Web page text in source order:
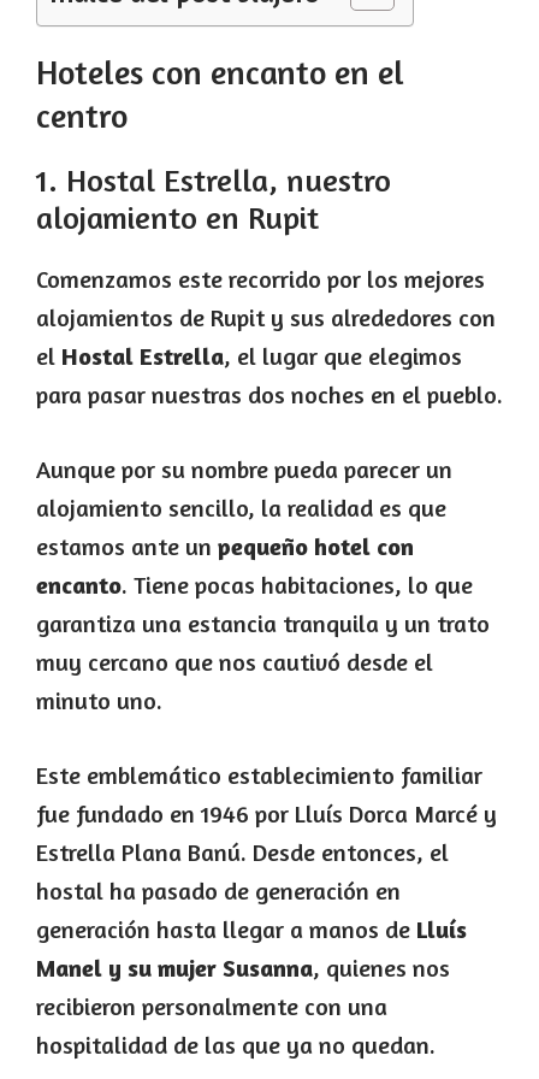
Hoteles con encanto en el
centro
1. Hostal Estrella, nuestro
alojamiento en Rupit
Comenzamos este recorrido por los mejores
alojamientos de Rupit y sus alrededores con
el Hostal Estrella, el lugar que elegimos
para pasar nuestras dos noches en el pueblo.
Aunque por su nombre pueda parecer un
alojamiento sencillo, la realidad es que
estamos ante un pequeño hotel con
encanto. Tiene pocas habitaciones, lo que
garantiza una estancia tranquila y un trato
muy cercano que nos cautivó desde el
minuto uno.
Este emblemático establecimiento familiar
fue fundado en 1946 por Lluís Dorca Marcé y
Estrella Plana Banú. Desde entonces, el
hostal ha pasado de generación en
generación hasta llegar a manos de Lluís
Manel y su mujer Susanna, quienes nos
recibieron personalmente con una
hospitalidad de las que ya no quedan.